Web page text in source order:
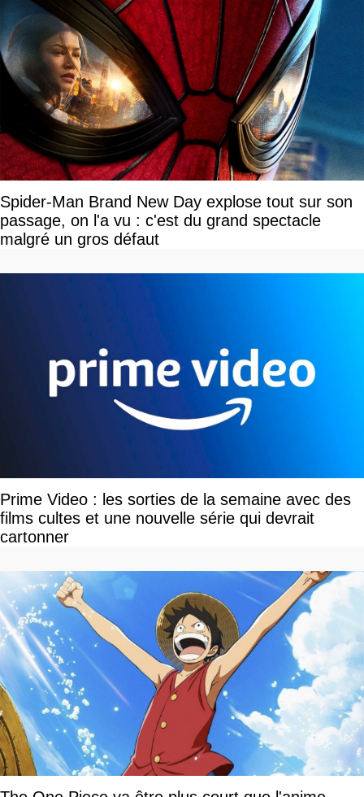
Spider-Man Brand New Day explose tout sur son
passage, on l'a vu : c'est du grand spectacle
malgré un gros défaut
Prime Video : les sorties de la semaine avec des
films cultes et une nouvelle série qui devrait
cartonner